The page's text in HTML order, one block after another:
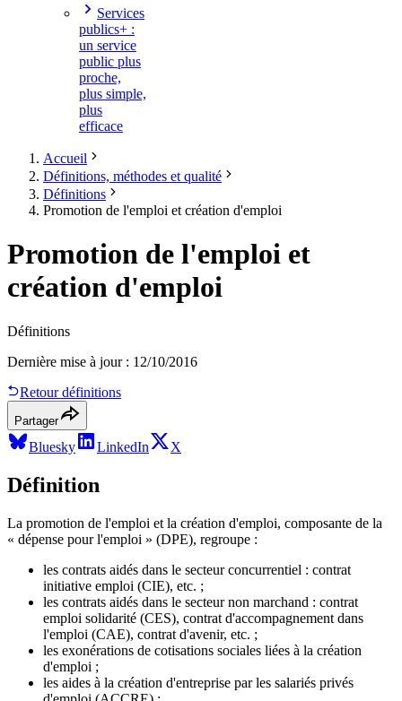
Services
publics+ :
un service
public plus
proche,
plus simple,
plus
efficace
Accueil
Définitions, méthodes et qualité
Définitions
Promotion de l'emploi et création d'emploi
Promotion de l'emploi et
création d'emploi
Définitions
Dernière mise à jour: 12/10/2016
Retour définitions
Partager
Bluesky LinkedIn X
Définition
La promotion de l'emploi et la création d'emploi, composante de la
« dépense pour l'emploi » (DPE), regroupe :
les contrats aidés dans le secteur concurrentiel : contrat
initiative emploi (CIE), etc. ;
les contrats aidés dans le secteur non marchand : contrat
emploi solidarité (CES), contrat d'accompagnement dans
l'emploi (CAE), contrat d'avenir, etc. ;
les exonérations de cotisations sociales liées à la création
d'emploi ;
les aides à la création d'entreprise par les salariés privés